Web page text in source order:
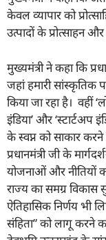
केवल व्यापार को
उत्पादों के प्रोत्साहन
मुख्यमंत्री ने कहा कि
जहां हमारी सांस्कृतिक
किया जा रहा है। वहीं
इंडिया’ और ‘स्टार्टअप
के स्वप्न को साकार
प्रधानमंत्री जी के
योजनाओं और नीतियों
राज्य का समग्र विकास
ऐतिहासिक निर्णय
संहिता” को लागू करने